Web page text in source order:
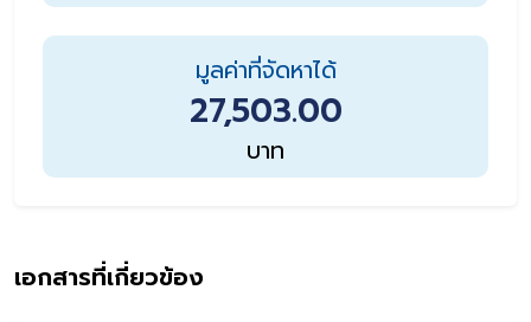
มูลค่าที่จัดหาได้
27,503.00
บาท
เอกสารที่เกี่ยวข้อง